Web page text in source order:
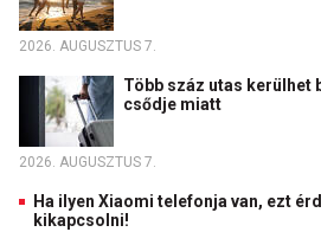
2026. AUGUSZTUS 7.
Több száz utas kerülhet
csődje miatt
2026. AUGUSZTUS 7.
Ha ilyen Xiaomi telefonja van, ezt
kikapcsolni!